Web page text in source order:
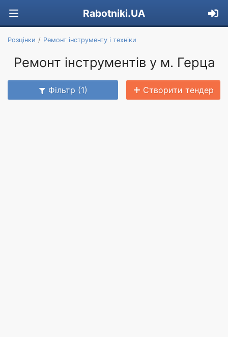
Rabotniki.UA
Розцінки Ремонт інструменту і техніки
Ремонт інструментів у м. Герца
Фільтр (1) Створити тендер